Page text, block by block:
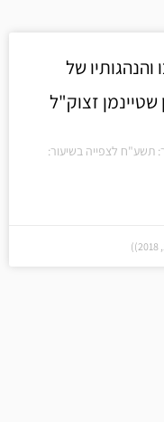
של
שטיינמן זצוק"ל
תשע"ח לצפייה בשיעור: